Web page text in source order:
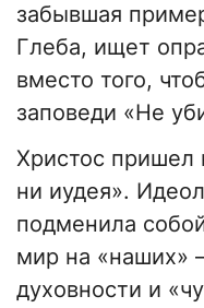
забывшая
Глеба, ищет
вместо того,
заповеди «Не
Христос пришел
ни иудея».
подменила
мир на «наших»
духовности и